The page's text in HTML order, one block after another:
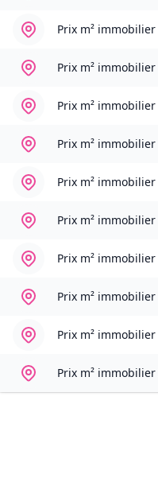
Prix m² immobilier
Prix m² immobilier
Prix m² immobilier
Prix m² immobilier
Prix m² immobilier
Prix m² immobilier
Prix m² immobilier
Prix m² immobilier
Prix m² immobilier
Prix m² immobilier